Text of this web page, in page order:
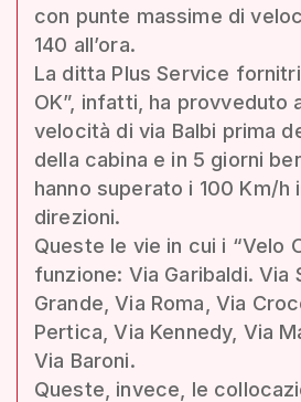
con punte massime di
140 all’ora.
La ditta Plus Service
OK”, infatti, ha provveduto
velocità di via Balbi prima
della cabina e in 5 giorni
hanno superato i 100 Km/h
direzioni.
Queste le vie in cui i “Velo
funzione: Via Garibaldi. Via
Grande, Via Roma, Via
Pertica, Via Kennedy, Via
Via Baroni.
Queste, invece, le